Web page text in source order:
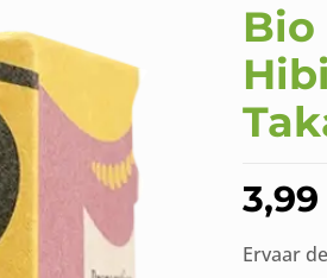
3,99
Ervaar